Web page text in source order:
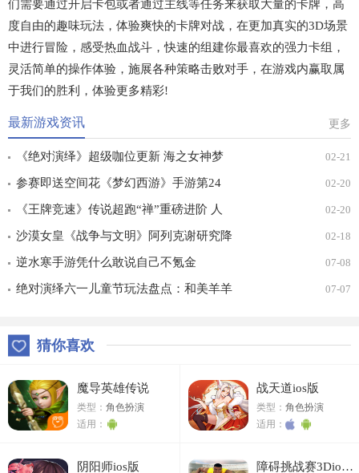
们需要通过开启卡包或者通过主线等任务来获取大量的卡牌，高
度自由的趣味玩法，体验爽快的卡牌对战，在更加真实的3D场景
中进行冒险，感受热血战斗，快速的组建你最喜欢的强力卡组，
灵活简单的操作体验，施展各种策略击败对手，在游戏内赢取属
于我们的胜利，体验更多精彩!
最新游戏资讯 更多
《绝对演绎》超级咖位更新 海之女神梦
幻时装免费拿！
02-21
参赛即送空间花《梦幻西游》手游第24
届X9联赛报名进行中！
02-20
《王牌竞速》传说超跑“禅”重磅进阶 人
车合一 竞速飞升！
02-20
沙漠女皇《战争与文明》阿列克谢研究降
价
02-18
逆水寒手游凭什么敢说自己不氪金 07-08
绝对演绎六一儿童节玩法盘点：和美羊羊 07-07
猜你喜欢
魔导英雄传说
类型： 角色扮演
适用：
战天道ios版
类型：角色扮演
适用：
阴阳师ios版 障碍挑战赛3Dios版